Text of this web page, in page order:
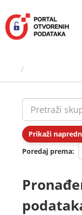
sadržaj
Prikaži
Poredaj prema